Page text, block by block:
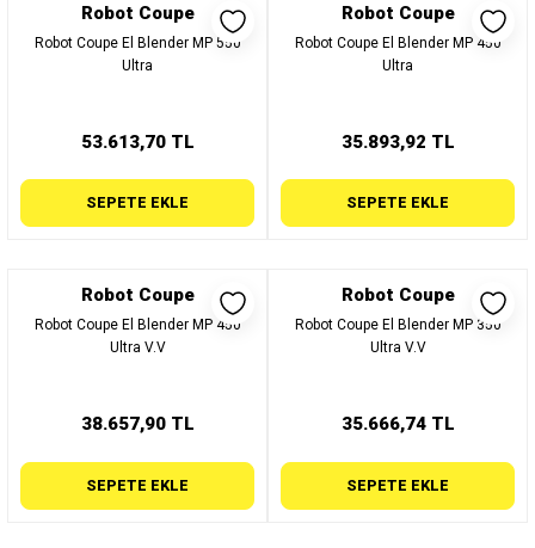
Robot Coupe
Robot Coupe El Blender MP 550
Ultra
53.613,70 TL
SEPETE EKLE
Robot Coupe
Robot Coupe El Blender MP 450
Ultra
35.893,92 TL
SEPETE EKLE
Robot Coupe
Robot Coupe El Blender MP 450
Ultra V.V
38.657,90 TL
SEPETE EKLE
Robot Coupe
Robot Coupe El Blender MP 350
Ultra V.V
35.666,74 TL
SEPETE EKLE